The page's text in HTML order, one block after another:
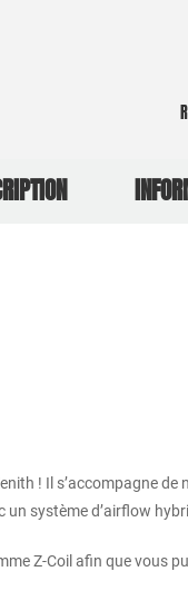
! Il s’accompagne
un système d’airflow
Z-Coil afin que vous